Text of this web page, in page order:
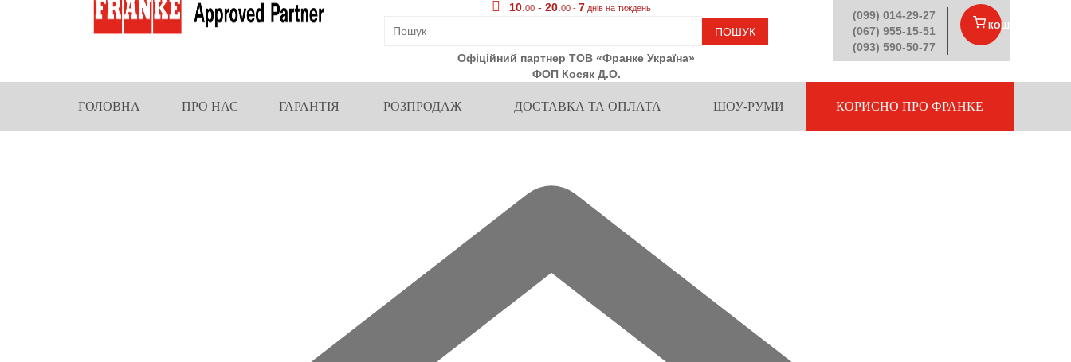
10 .00 -20 .00 -7 днів на тиждень
ПОШУК
Офіційний партнер ТОВ «Франке Україна»
ФОП Косяк Д.О.
(099) 014-29-27
(067) 955-15-51
(093) 590-50-77
КОШИК
ГОЛОВНА ПРО НАС ГАРАНТІЯ РОЗПРОДАЖ ДОСТАВКА ТА ОПЛАТА ШОУ-РУМИ КОРИСНО ПРО ФРАНКЕ